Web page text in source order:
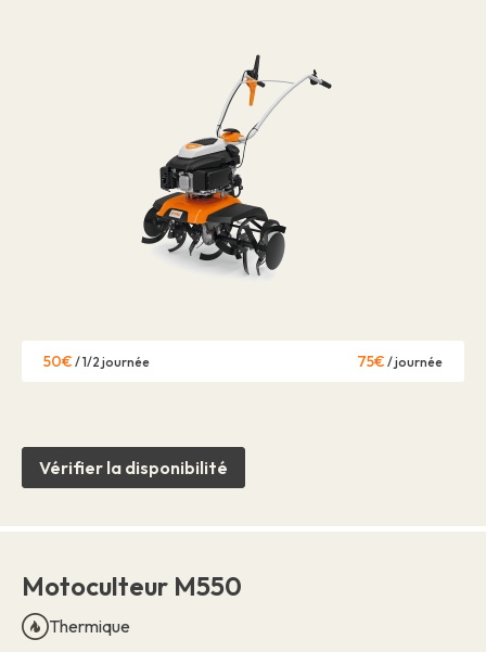
50€ / 1/2 journée 75€ / journée
Vérifier la disponibilité
Motoculteur M550
Thermique